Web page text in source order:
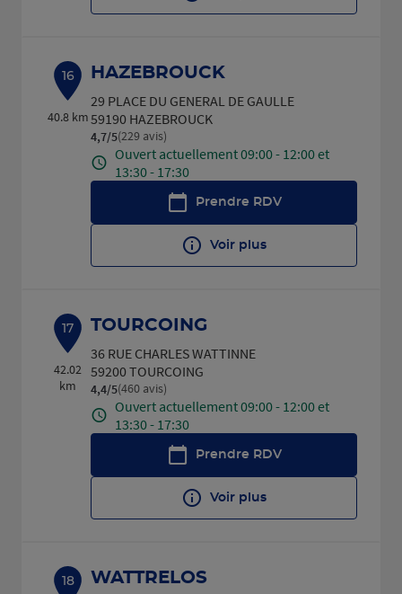
16
40.8 km
HAZEBROUCK
29 PLACE DU GENERAL DE GAULLE
59190 HAZEBROUCK
4,7/5Note de 4.7 sur 5
(229 avis)
Ouvert actuellement 09:00 - 12:00 et
13:30 - 17:30
Prendre RDV
Voir plus
17
42.02
km
TOURCOING
36 RUE CHARLES WATTINNE
59200 TOURCOING
4,4/5Note de 4.4 sur 5
(460 avis)
Ouvert actuellement 09:00 - 12:00 et
13:30 - 17:30
Prendre RDV
Voir plus
18
WATTRELOS